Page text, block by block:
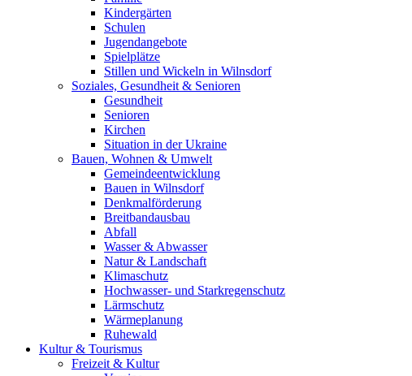
Kindergärten
Schulen
Jugendangebote
Spielplätze
Stillen und Wickeln in Wilnsdorf
Soziales, Gesundheit & Senioren
Gesundheit
Senioren
Kirchen
Situation in der Ukraine
Bauen, Wohnen & Umwelt
Gemeindeentwicklung
Bauen in Wilnsdorf
Denkmalförderung
Breitbandausbau
Abfall
Wasser & Abwasser
Natur & Landschaft
Klimaschutz
Hochwasser- und Starkregenschutz
Lärmschutz
Wärmeplanung
Ruhewald
Kultur & Tourismus
Freizeit & Kultur